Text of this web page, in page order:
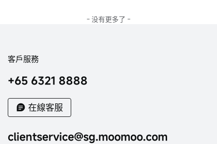
- 没有更多了 -
客戶服務
+65 6321 8888
在線客服
clientservice@sg.moomoo.com